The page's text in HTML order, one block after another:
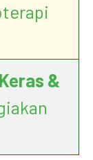
Keras &